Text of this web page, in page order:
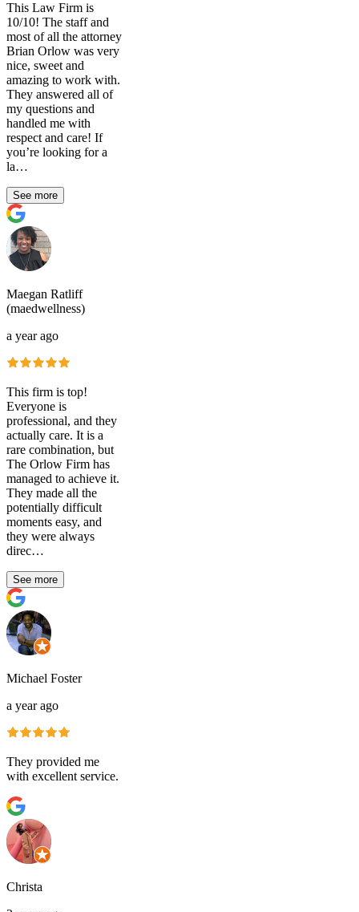
This Law Firm is
10/10! The staff and
most of all the attorney
Brian Orlow was very
nice, sweet and
amazing to work with.
They answered all of
my questions and
handled me with
respect and care! If
you’re looking for a
la…
See more
Maegan Ratliff
(maedwellness)
a year ago
This firm is top!
Everyone is
professional, and they
actually care. It is a
rare combination, but
The Orlow Firm has
managed to achieve it.
They made all the
potentially difficult
moments easy, and
they were always
direc…
See more
Michael Foster
a year ago
They provided me
with excellent service.
Christa